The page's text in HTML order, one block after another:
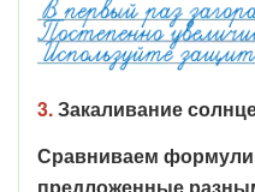
3.Закаливание
Сравниваем